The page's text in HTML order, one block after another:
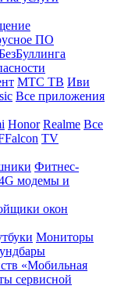
ПО
МТС ТВ Иви
Все приложения
Honor Realme Все
TV
Фитнес-
модемы и
окон
Мониторы
«Мобильная
сервисной